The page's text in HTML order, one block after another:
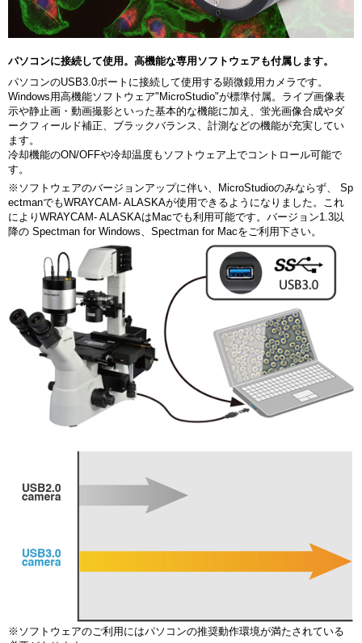
パソコンに接続して使用。高機能な専用ソフトウェアも付属します。
パソコンのUSB3.0ポートに接続して使用する顕微鏡用カメラです。
Windows用高機能ソフトウェア"MicroStudio"が標準付属。ライブ画像表
示や静止画・動画撮影といった基本的な機能に加え、蛍光画像合成やダ
ークフィールド補正、ブラックバランス、計測などの機能が充実してい
ます。
冷却機能のON/OFFや冷却温度もソフトウェア上でコントロール可能で
す。
※ソフトウェアのバージョンアップに伴い、MicroStudioのみならず、 Sp
ectmanでもWRAYCAM- ALASKAが使用できるようになりました。これ
によりWRAYCAM- ALASKAはMacでも利用可能です。バージョン1.3以
降の Spectman for Windows、Spectman for Macをご利用下さい。
※ソフトウェアのご利用にはパソコンの推奨動作環境が満たされている